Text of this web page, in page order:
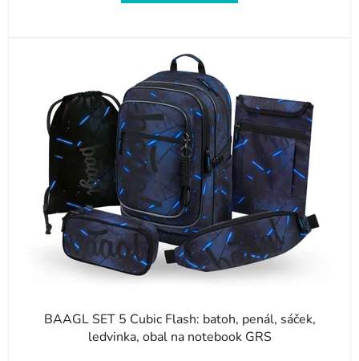
BAAGL SET 5 Cubic Flash: batoh, penál, sáček,
ledvinka, obal na notebook GRS